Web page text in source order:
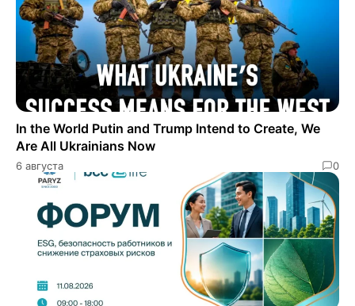
In the World Putin and Trump Intend to Create, We
Are All Ukrainians Now
6 августа 0